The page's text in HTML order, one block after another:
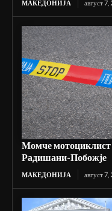
МАКЕДОНИЈА август
Момче мотоциклист
Радишани-Побожје
МАКЕДОНИЈА август